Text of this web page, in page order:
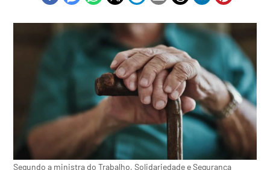
Segundo a ministra do Trabalho, Solidariedade e Segurança